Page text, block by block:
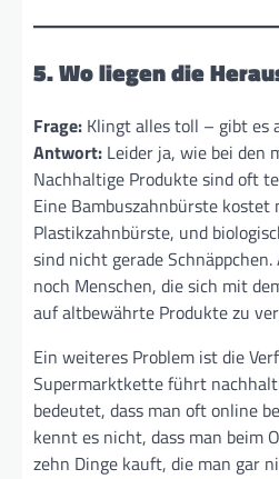
5. Wo liegen die
Frage: Klingt alles toll – gibt es
Antwort: Leider ja, wie bei den
Nachhaltige Produkte sind oft
Eine Bambuszahnbürste kostet
Plastikzahnbürste, und
sind nicht gerade
noch Menschen, die sich mit
auf altbewährte Produkte zu
Ein weiteres Problem ist die
Supermarktkette führt
bedeutet, dass man oft online
kennt es nicht, dass man beim
zehn Dinge kauft, die man gar